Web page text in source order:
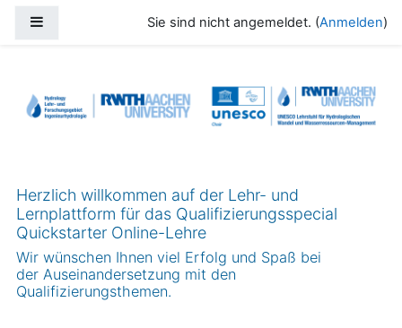
Website-ÜbersichtSie sind nicht angemeldet. (Anmelden)
Herzlich willkommen auf der Lehr- und
Lernplattform für das Qualifizierungsspecial
Quickstarter Online-Lehre
Wir wünschen Ihnen viel Erfolg und Spaß bei
der Auseinandersetzung mit den
Qualifizierungsthemen.